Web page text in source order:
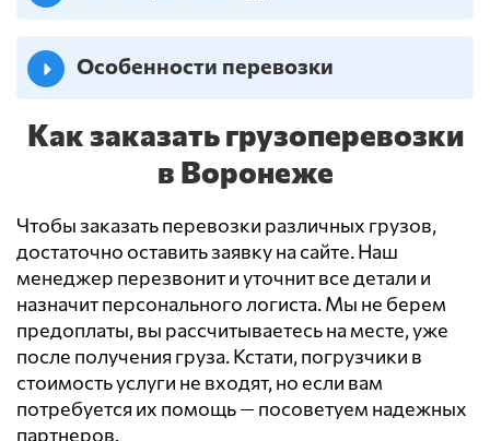
Особенности перевозки
Как заказать грузоперевозки
в Воронеже
Чтобы заказать перевозки различных грузов,
достаточно оставить заявку на сайте. Наш
менеджер перезвонит и уточнит все детали и
назначит персонального логиста. Мы не берем
предоплаты, вы рассчитываетесь на месте, уже
после получения груза. Кстати, погрузчики в
стоимость услуги не входят, но если вам
потребуется их помощь — посоветуем надежных
партнеров.